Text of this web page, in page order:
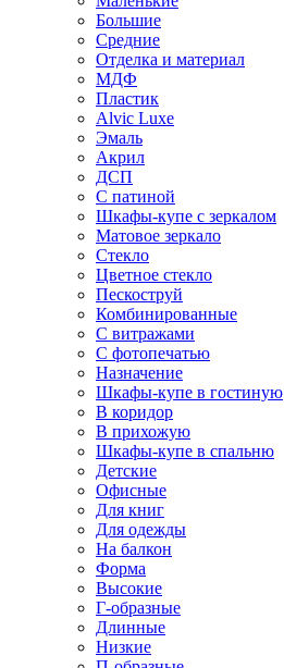
Большие
Средние
Отделка и материал
МДФ
Пластик
Alvic Luxe
Эмаль
Акрил
ДСП
С патиной
Шкафы-купе с зеркалом
Матовое зеркало
Стекло
Цветное стекло
Пескоструй
Комбинированные
С витражами
С фотопечатью
Назначение
Шкафы-купе в гостиную
В коридор
В прихожую
Шкафы-купе в спальню
Детские
Офисные
Для книг
Для одежды
На балкон
Форма
Высокие
Г-образные
Длинные
Низкие